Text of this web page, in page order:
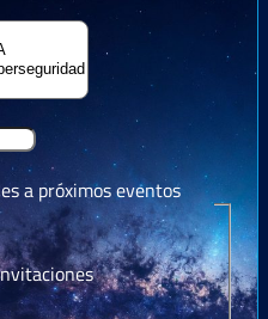
a próximos eventos